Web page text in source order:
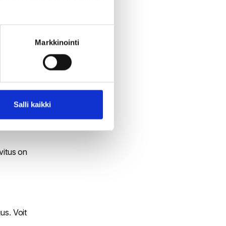
Markkinointi
Salli kaikki
ideat
on
Voit